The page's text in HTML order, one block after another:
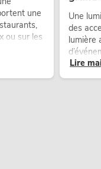
une
ou sur les
Une
des
lumière
ciblée :
Lire